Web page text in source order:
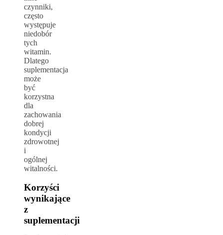
czynniki,
często
występuje
niedobór
tych
witamin.
Dlatego
suplementacja
może
być
korzystna
dla
zachowania
dobrej
kondycji
zdrowotnej
i
ogólnej
witalności.
Korzyści
wynikające
z
suplementacji